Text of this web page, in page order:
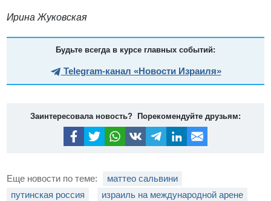
Ирина Жуковская
Будьте всегда в курсе главных событий:
Telegram-канал «Новости Израиля»
Заинтересовала новость? Порекомендуйте друзьям:
Еще новости по теме:
маттео сальвини
путинская россия
израиль на международной арене